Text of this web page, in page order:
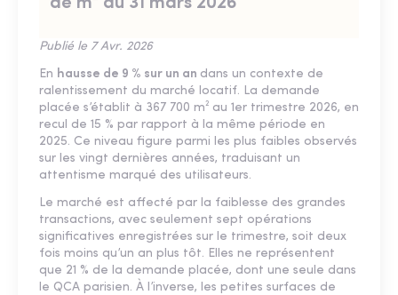
Publié le 7 Avr. 2026
En hausse de 9 % sur un an dans un contexte de
ralentissement du marché locatif. La demande
placée s’établit à 367 700 m² au 1er trimestre 2026, en
recul de 15 % par rapport à la même période en
2025. Ce niveau figure parmi les plus faibles observés
sur les vingt dernières années, traduisant un
attentisme marqué des utilisateurs.
Le marché est affecté par la faiblesse des grandes
transactions, avec seulement sept opérations
significatives enregistrées sur le trimestre, soit deux
fois moins qu’un an plus tôt. Elles ne représentent
que 21 % de la demande placée, dont une seule dans
le QCA parisien. À l’inverse, les petites surfaces de